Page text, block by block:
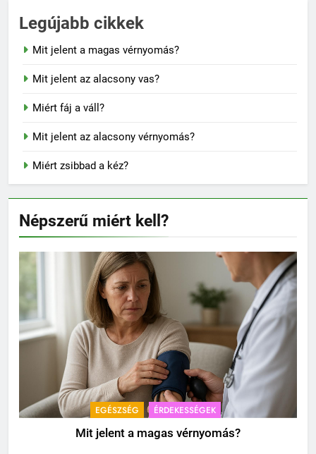
Legújabb cikkek
Mit jelent a magas vérnyomás?
Mit jelent az alacsony vas?
Miért fáj a váll?
Mit jelent az alacsony vérnyomás?
Miért zsibbad a kéz?
Népszerű miért kell?
EGÉSZSÉG ÉRDEKESSÉGEK
Mit jelent a magas vérnyomás?